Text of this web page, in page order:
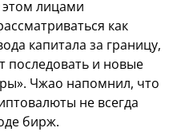
лицами
как
капитала за границу,
последовать и новые
Чжао напомнил, что
не всегда
бирж.